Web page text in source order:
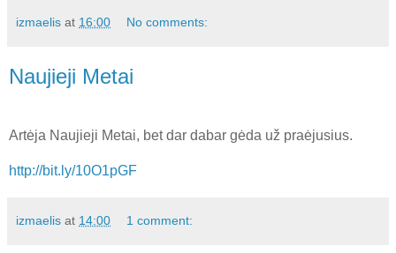
izmaelis at 16:00 No comments:
Naujieji Metai
Artėja Naujieji Metai, bet dar dabar gėda už praėjusius.
http://bit.ly/10O1pGF
izmaelis at 14:00 1 comment: